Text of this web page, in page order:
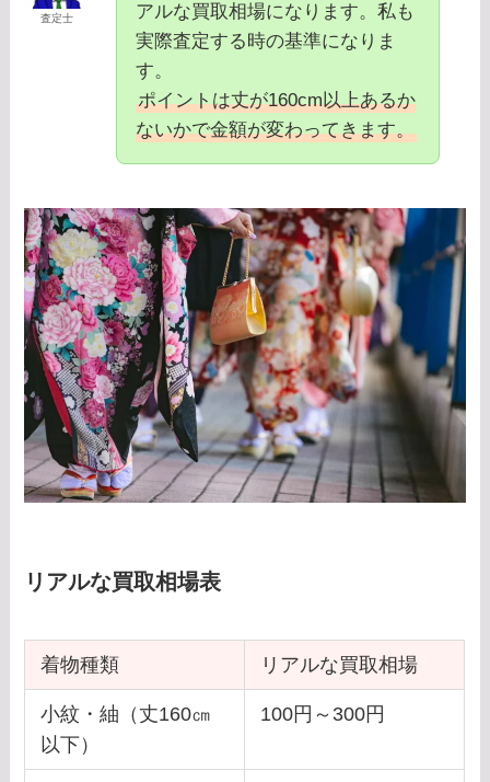
査定士
アルな買取相場になります。私も
実際査定する時の基準になりま
す。
ポイントは丈が160cm以上あるか
ないかで金額が変わってきます。
リアルな買取相場表
着物種類 リアルな買取相場
小紋・紬（丈160㎝
以下）
100円～300円